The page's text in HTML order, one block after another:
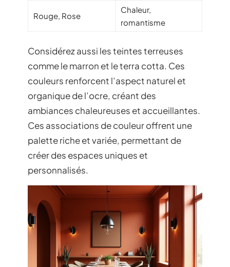
Rouge, Rose
Chaleur,
romantisme
Considérez aussi les teintes terreuses
comme le marron et le terra cotta. Ces
couleurs renforcent l’aspect naturel et
organique de l’ocre, créant des
ambiances chaleureuses et accueillantes.
Ces associations de couleur offrent une
palette riche et variée, permettant de
créer des espaces uniques et
personnalisés.